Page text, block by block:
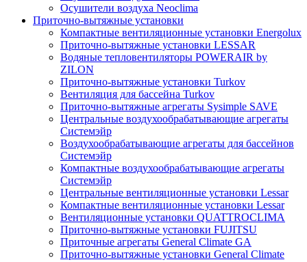
Осушители воздуха Neoclima
Приточно-вытяжные установки
Компактные вентиляционные установки Energolux
Приточно-вытяжные установки LESSAR
Водяные тепловентиляторы POWERAIR by
ZILON
Приточно-вытяжные установки Turkov
Вентиляция для бассейна Turkov
Приточно-вытяжные агрегаты Sysimple SAVE
Центральные воздухообрабатывающие агрегаты
Системэйр
Воздухообрабатывающие агрегаты для бассейнов
Системэйр
Компактные воздухообрабатывающие агрегаты
Системэйр
Центральные вентиляционные установки Lessar
Компактные вентиляционные установки Lessar
Вентиляционные установки QUATTROCLIMA
Приточно-вытяжные установки FUJITSU
Приточные агрегаты General Climate GA
Приточно-вытяжные установки General Climate